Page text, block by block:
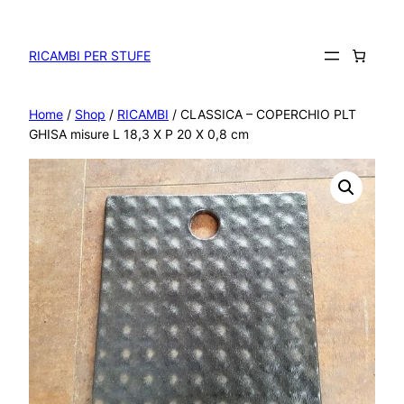
contenuto
RICAMBI PER STUFE
Home / Shop / RICAMBI / CLASSICA – COPERCHIO PLT
GHISA misure L 18,3 X P 20 X 0,8 cm